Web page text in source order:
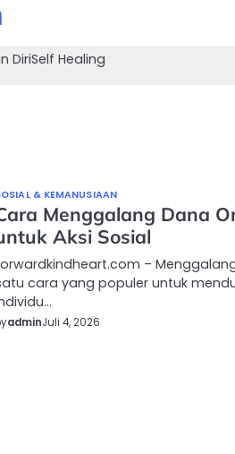
DiriSelf Healing
& KEMANUSIAAN
Menggalang Dana
Aksi Sosial
–
cara yang populer untuk
adminJuli 4, 2026